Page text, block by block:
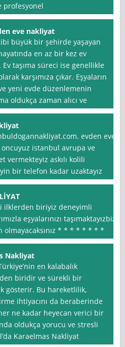
profesyonel
eve nakliyat
büyük bir şehirde yaşayan
en az bir kez ev
taşıma süreci ise genellikle
karşımıza çıkar. Eşyaların
yeni evde düzenlemenin
oldukça zaman alıcı ve
evden eve
istanbul avrupa ve
vermekteyiz askılı kolili
bir telefon kadar uzaktayız
ilklerden biriyiz deneyimli
eşyalarınızı taşımaktayızbizi
olmayacaksınız * * * * * * * *
Nakliyat
en kalabalık
biridir ve sürekli bir
gösterir. Bu hareketlilik,
ihtiyacını da beraberinde
ne kadar heyecan verici bir
oldukça yorucu ve stresli
Karaelmas Nakliyat